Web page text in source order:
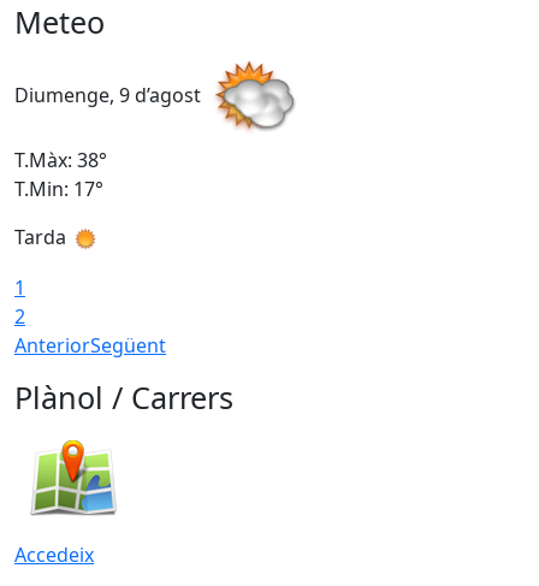
Meteo
Diumenge, 9 d’agost
T.Màx: 38°
T.Min: 17°
Tarda
1
2
AnteriorSegüent
Plànol / Carrers
Accedeix